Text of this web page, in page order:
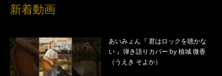
新着動画
あいみょん『 君はロックを聴かな
い 』弾き語りカバー by 植城 微香
（うえき そよか）